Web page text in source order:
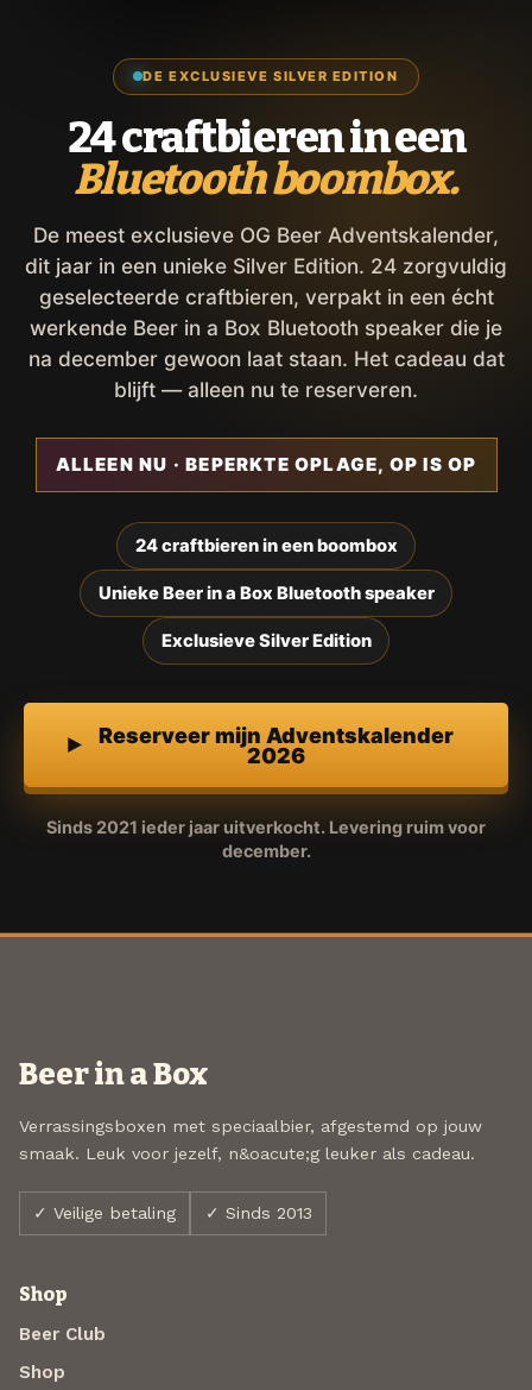
DE EXCLUSIEVE SILVER EDITION
24 craftbieren in een
Bluetooth boombox.
De meest exclusieve OG Beer Adventskalender,
dit jaar in een unieke Silver Edition. 24 zorgvuldig
geselecteerde craftbieren, verpakt in een écht
werkende Beer in a Box Bluetooth speaker die je
na december gewoon laat staan. Het cadeau dat
blijft — alleen nu te reserveren.
ALLEEN NU · BEPERKTE OPLAGE, OP IS OP
24 craftbieren in een boombox
Unieke Beer in a Box Bluetooth speaker
Exclusieve Silver Edition
Reserveer mijn Adventskalender
2026
Sinds 2021 ieder jaar uitverkocht. Levering ruim voor
december.
Beer in a Box
Verrassingsboxen met speciaalbier, afgestemd op jouw
smaak. Leuk voor jezelf, n&oacute;g leuker als cadeau.
✓ Veilige betaling ✓ Sinds 2013
Shop
Beer Club
Shop